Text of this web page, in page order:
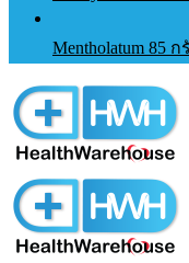
Mentholatum 85